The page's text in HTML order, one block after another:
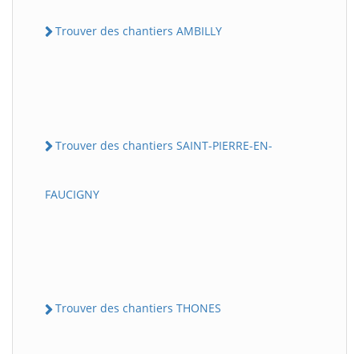
Trouver des chantiers AMBILLY
Trouver des chantiers SAINT-PIERRE-EN-
FAUCIGNY
Trouver des chantiers THONES